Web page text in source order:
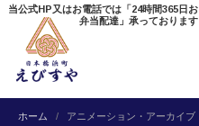
当公式HP又はお電話では「24時間365日お
弁当配達」承っております
ホーム アニメーション・アーカイブ